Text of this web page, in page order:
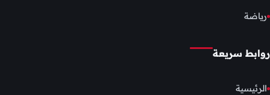
رياضة
روابط سريعة
الرئيسية